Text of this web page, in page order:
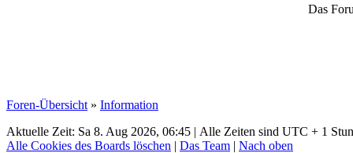
Das
Foren-Übersicht » Information
Aktuelle Zeit: Sa 8. Aug 2026, 06:45 | Alle Zeiten sind UTC + 1
Alle Cookies des Boards löschen | Das Team | Nach oben